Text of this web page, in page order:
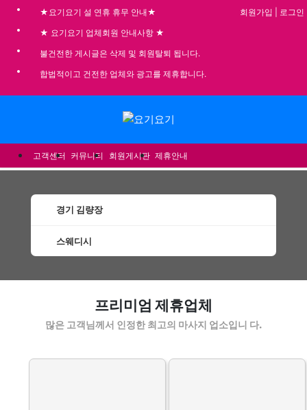
★요기요기 설 연휴 휴무 안내★
★ 요기요기 업체회원 안내사항 ★
불건전한 게시글은 삭제 및 회원탈퇴 됩니다.
합법적이고 건전한 업체와 광고를 제휴합니다.
회원가입 로그인
고객센터 커뮤니티 회원게시판 제휴안내
경기 김량장
스웨디시
프리미엄 제휴업체
많은 고객님께서 인정한 최고의 마사지 업소입니 다.